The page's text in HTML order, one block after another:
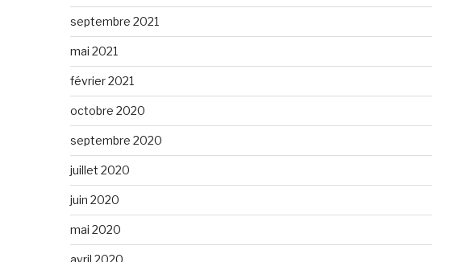
septembre 2021
mai 2021
février 2021
octobre 2020
septembre 2020
juillet 2020
juin 2020
mai 2020